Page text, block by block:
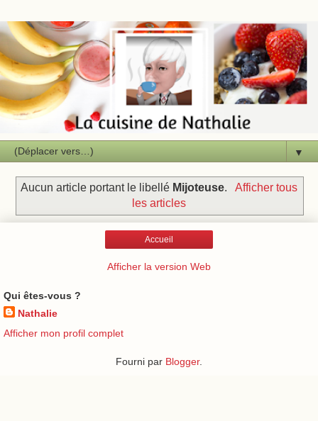
▼
Aucun article portant le libellé Mijoteuse.
Afficher tous
les articles
Accueil
Afficher la version Web
Qui êtes-vous ?
Nathalie
Afficher mon profil complet
Fourni par Blogger.